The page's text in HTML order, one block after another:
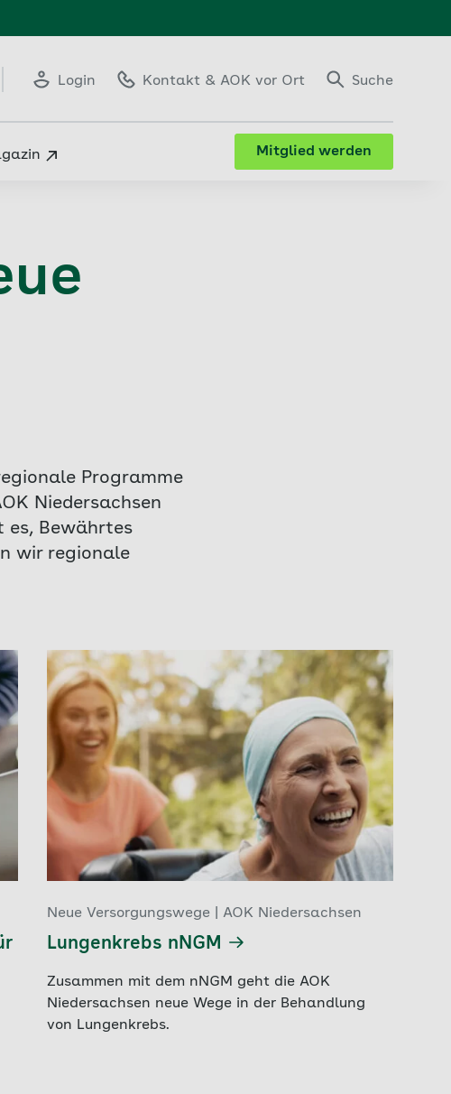
Programme
Niedersachsen
es, Bewährtes
wir regionale
Neue Versorgungswege | AOK Niedersachsen
Lungenkrebs nNGM
Zusammen mit dem nNGM geht die AOK
Niedersachsen neue Wege in der Behandlung
von Lungenkrebs.